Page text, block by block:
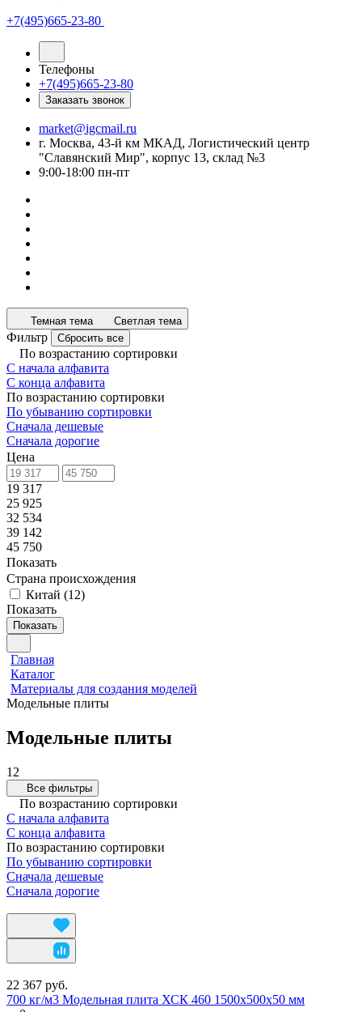
+7(495)665-23-80
Телефоны
+7(495)665-23-80
Заказать звонок
market@igcmail.ru
г. Москва, 43-й км МКАД, Логистический центр
"Славянский Мир", корпус 13, склад №3
9:00-18:00 пн-пт
Темная тема Светлая тема
Фильтр Сбросить все
По возрастанию сортировки
С начала алфавита
С конца алфавита
По возрастанию сортировки
По убыванию сортировки
Сначала дешевые
Сначала дорогие
Цена
19 317
25 925
32 534
39 142
45 750
Показать
Страна происхождения
Китай (12)
Показать
Показать
Главная
Каталог
Материалы для создания моделей
Модельные плиты
Модельные плиты
12
Все фильтры
По возрастанию сортировки
С начала алфавита
С конца алфавита
По возрастанию сортировки
По убыванию сортировки
Сначала дешевые
Сначала дорогие
22 367 руб.
700 кг/м3 Модельная плита ХСК 460 1500х500х50 мм